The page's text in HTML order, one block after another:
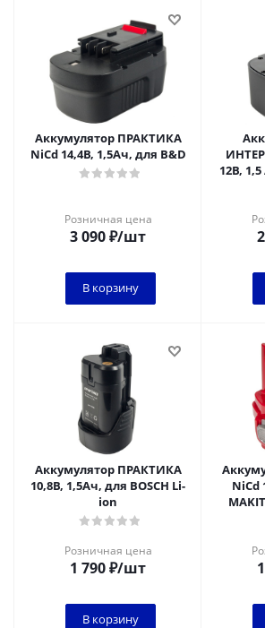
Аккумулятор ПРАКТИКА
NiCd 14,4В, 1,5Ач, для B&D
Розничная цена
3 090₽/шт
В корзину
Аккумулятор ПРАКТИКА
10,8В, 1,5Ач, для BOSCH Li-
ion
Розничная цена
1 790₽/шт
В корзину
NiCd